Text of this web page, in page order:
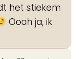
het stiekem
Oooh ja, ik